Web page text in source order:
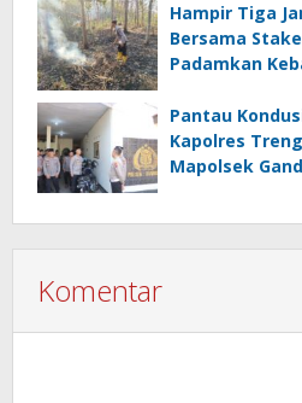
Hampir Tiga
Bersama
Padamkan
Pantau
Kapolres
Mapolsek
Komentar